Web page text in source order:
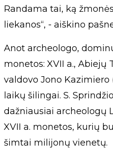
Randama tai, ką
liekanos“, - aiškino
Anot archeologo,
monetos: XVII a., Abiejų
valdovo Jono Kazimiero
laikų šilingai. S.
dažniausiai archeologų
XVII a. monetos, kurių
šimtai milijonų vienetų.